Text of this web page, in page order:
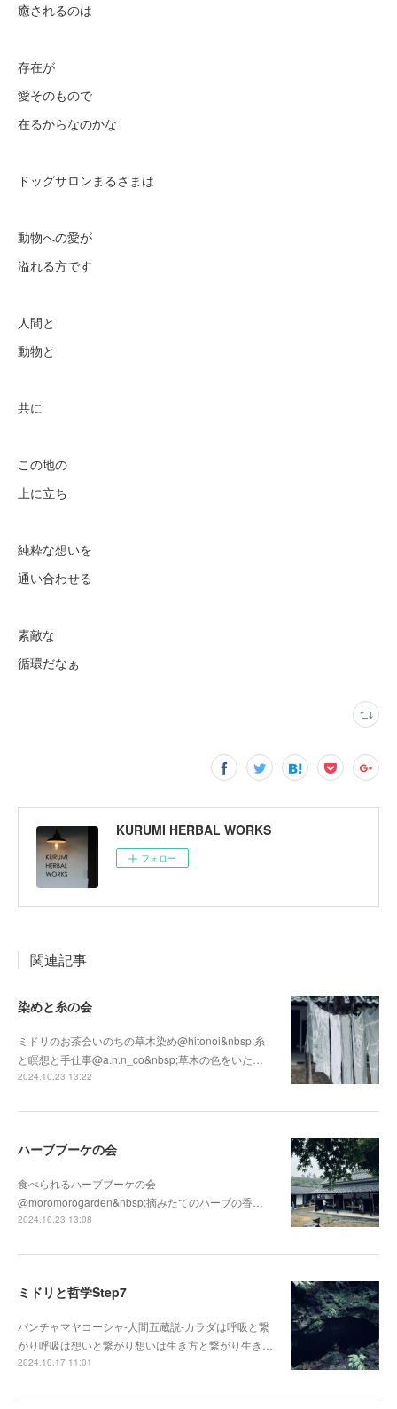
癒されるのは
存在が
愛そのもので
在るからなのかな
ドッグサロンまるさまは
動物への愛が
溢れる方です
人間と
動物と
共に
この地の
上に立ち
純粋な想いを
通い合わせる
素敵な
循環だなぁ
KURUMI HERBAL WORKS
フォロー
関連記事
染めと糸の会
ミドリのお茶会いのちの草木染め@hitonoi&nbsp;糸
と瞑想と手仕事@a.n.n_co&nbsp;草木の色をいた…
2024.10.23 13:22
ハーブブーケの会
食べられるハーブブーケの会
@moromorogarden&nbsp;摘みたてのハーブの香…
2024.10.23 13:08
ミドリと哲学Step7
パンチャマヤコーシャ-人間五蔵説-カラダは呼吸と繋
がり呼吸は想いと繋がり想いは生き方と繋がり生き…
2024.10.17 11:01